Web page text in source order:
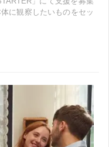
に観察したいものをセッ